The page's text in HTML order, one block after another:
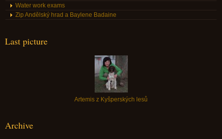
Water work exams
Zip Andělský hrad a Baylene Badaine
Last picture
Artemis z Kyšperských lesů
Archive